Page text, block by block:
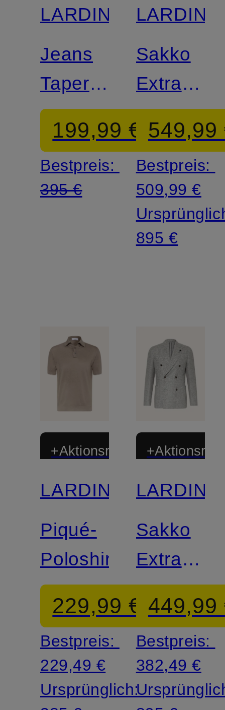
LARDINI
Jeans
Tapered
Fit
199,99 €
Bestpreis:
395 €
LARDINI
Sakko
Extra
Slim Fit
549,99
Bestpreis:
509,99 €
895 €
+Aktionsrabatt
LARDINI
Piqué-
Poloshirt
229,99 €
Bestpreis:
229,49 €
Ursprünglich:
LARDINI
Sakko
Extra
Slim Fit
449,99
Bestpreis:
382,49 €